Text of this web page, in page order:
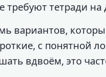
требуют тетради на
вариантов,
с понятной
вдвоём, это